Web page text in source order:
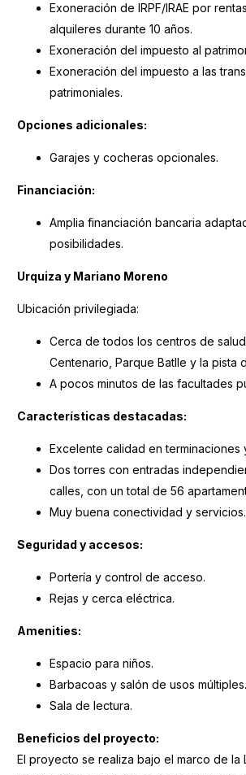
Exoneración de IRPF/IRAE por
alquileres durante 10 años.
Exoneración del impuesto al
Exoneración del impuesto a las
patrimoniales.
Opciones adicionales:
Garajes y cocheras opcionales.
Financiación:
Amplia financiación bancaria
posibilidades.
Urquiza y Mariano Moreno
Ubicación privilegiada:
Cerca de todos los centros de
Centenario, Parque Batlle y la pista
A pocos minutos de las facultades
Características destacadas:
Excelente calidad en terminaciones
Dos torres con entradas
calles, con un total de 56
Muy buena conectividad y servicios.
Seguridad y accesos:
Portería y control de acceso.
Rejas y cerca eléctrica.
Amenities:
Espacio para niños.
Barbacoas y salón de usos múltiples.
Sala de lectura.
Beneficios del proyecto:
El proyecto se realiza bajo el marco de la